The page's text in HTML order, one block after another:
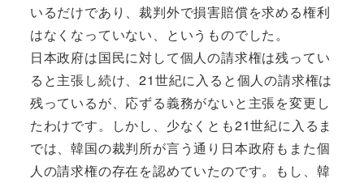
いるだけであり、裁判外で損害賠償を求める権利
はなくなっていない、というものでした。
日本政府は国民に対して個人の請求権は残ってい
ると主張し続け、21世紀に入ると個人の請求権は
残っているが、応ずる義務がないと主張を変更し
たわけです。しかし、少なくとも21世紀に入るま
では、韓国の裁判所が言う通り日本政府もまた個
人の請求権の存在を認めていたのです。もし、韓